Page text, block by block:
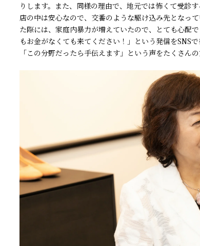
りします。また、同様の理由で、地元では怖くて受診
店の中は安心なので、交番のような駆け込み先となっ
た際には、家庭内暴力が増えていたので、とても心配
もお金がなくても来てください！」という発信をSNS
「この分野だったら手伝えます」という声をたくさん